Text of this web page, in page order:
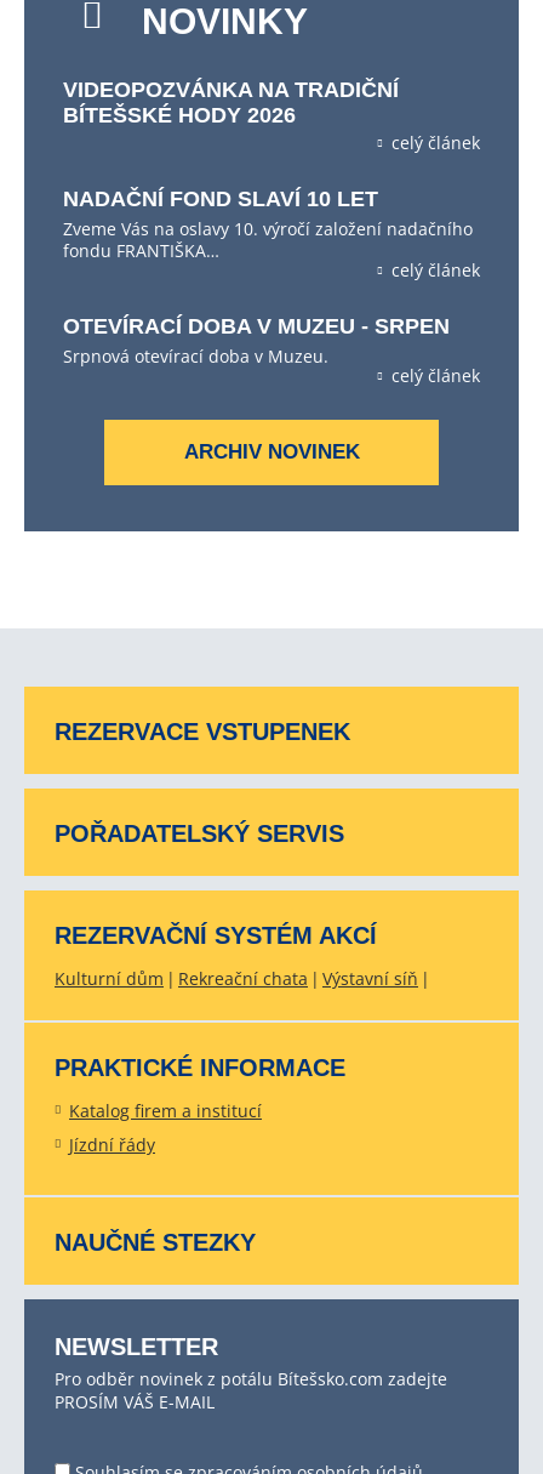
NOVINKY
VIDEOPOZVÁNKA NA TRADIČNÍ
BÍTEŠSKÉ HODY 2026
celý článek
NADAČNÍ FOND SLAVÍ 10 LET
Zveme Vás na oslavy 10. výročí založení nadačního
fondu FRANTIŠKA…
celý článek
OTEVÍRACÍ DOBA V MUZEU - SRPEN
Srpnová otevírací doba v Muzeu.
celý článek
ARCHIV NOVINEK
REZERVACE VSTUPENEK
POŘADATELSKÝ SERVIS
REZERVAČNÍ SYSTÉM AKCÍ
Kulturní dům Rekreační chata Výstavní síň
PRAKTICKÉ INFORMACE
Katalog firem a institucí
Jízdní řády
NAUČNÉ STEZKY
NEWSLETTER
Pro odběr novinek z potálu Bítešsko.com zadejte
PROSÍM VÁŠ E-MAIL